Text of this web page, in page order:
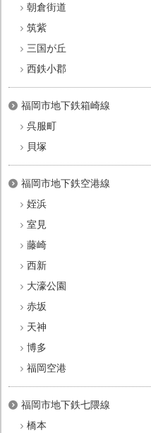
朝倉街道
筑紫
三国が丘
西鉄小郡
福岡市地下鉄箱崎線
呉服町
貝塚
福岡市地下鉄空港線
姪浜
室見
藤崎
西新
大濠公園
赤坂
天神
博多
福岡空港
福岡市地下鉄七隈線
橋本